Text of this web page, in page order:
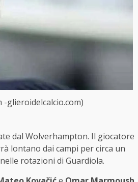
glieroidelcalcio.com)
dal Wolverhampton. Il giocatore
lontano dai campi per circa un
rotazioni di Guardiola.